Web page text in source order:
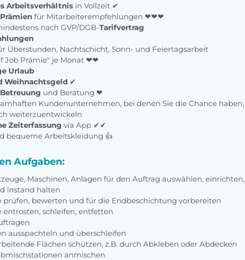
Arbeitsverhältnis in Vollzeit ✔
für Mitarbeiterempfehlungen ❤❤❤
nach GVP/DGB-Tarifvertrag
Überstunden, Nachtschicht, Sonn- und Feiertagsarbeit
Job Prämie" je Monat ❤❤
Urlaub
Weihnachtsgeld ✔
und Beratung ❤
Kundenunternehmen, bei denen Sie die Chance haben,
weiterzuentwickeln
Zeiterfassung via App ✔✔
bequeme Arbeitskleidung 👍
Aufgaben:
Maschinen, Anlagen für den Auftrag auswählen, einrichten,
instand halten
prüfen, bewerten und für die Endbeschichtung vorbereiten
schleifen, entfetten
ausspachteln und überschleifen
Flächen schützen, z.B. durch Abkleben oder Abdecken
anmischen